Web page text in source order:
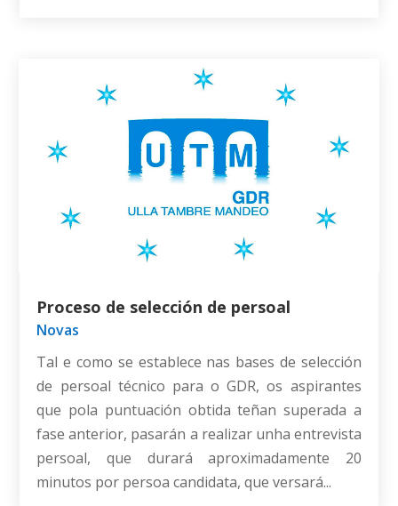
Proceso de selección de persoal
Novas
Tal e como se establece nas bases de selección
de persoal técnico para o GDR, os aspirantes
que pola puntuación obtida teñan superada a
fase anterior, pasarán a realizar unha entrevista
persoal, que durará aproximadamente 20
minutos por persoa candidata, que versará...